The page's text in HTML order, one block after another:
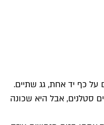
היה לספור אותם על כף יד אחת, גג שתיים.
סטלנים, אבל היא שכונה